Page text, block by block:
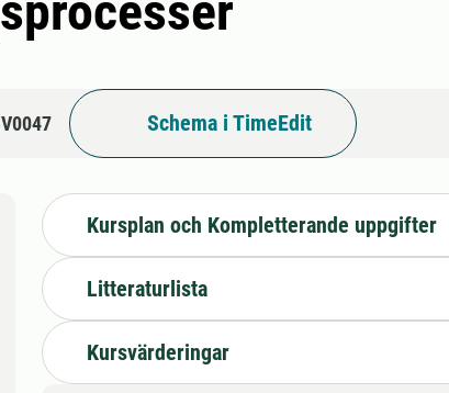
Schema i TimeEdit
Kursplan och Kompletterande uppgifter
Litteraturlista
Kursvärderingar